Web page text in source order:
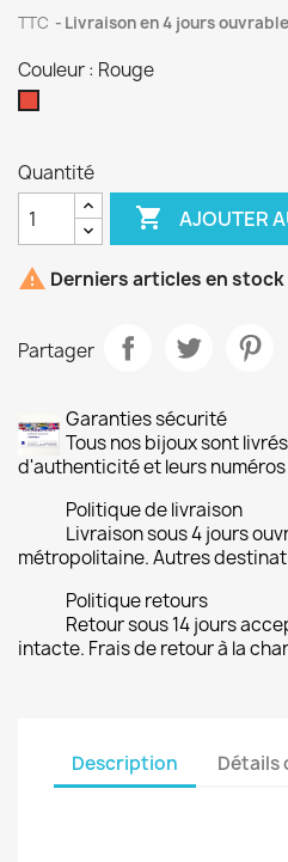
TTC Livraison en 4 jours
Couleur : Rouge
Quantité
 AJOUTER
 Derniers articles en stock
Partager
Garanties sécurité
Tous nos bijoux sont
d'authenticité et leurs
Politique de livraison
Livraison sous 4 jours
métropolitaine. Autres
Politique retours
Retour sous 14 jours
intacte. Frais de retour à la
Description Détails